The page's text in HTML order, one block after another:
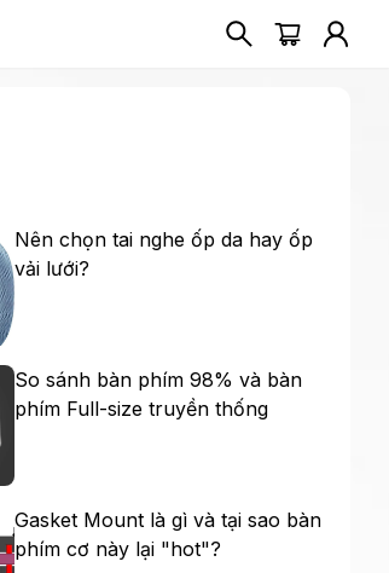
Nên chọn tai nghe ốp da hay ốp
vải lưới?
So sánh bàn phím 98% và bàn
phím Full-size truyền thống
Gasket Mount là gì và tại sao bàn
phím cơ này lại "hot"?